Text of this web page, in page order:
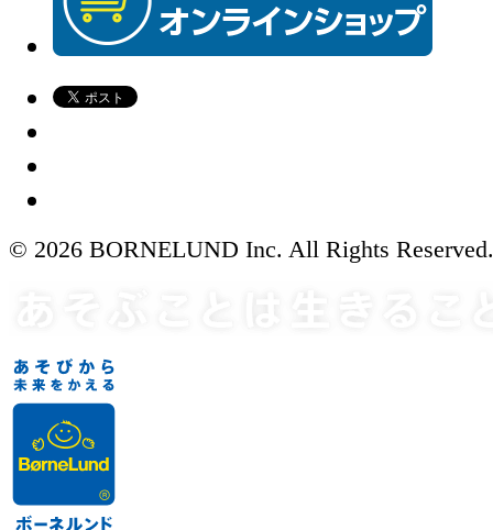
© 2026 BORNELUND Inc. All Rights Reserved.